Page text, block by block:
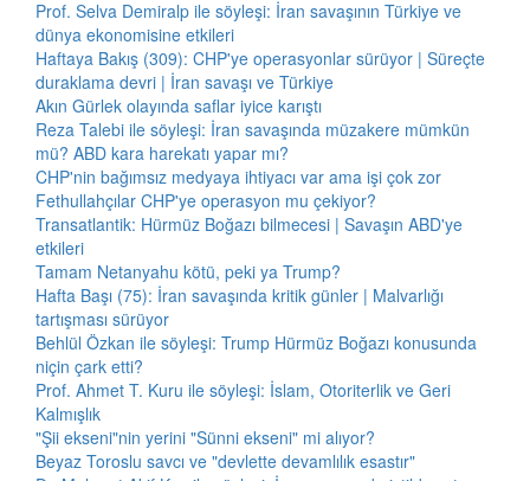
Prof. Selva Demiralp ile söyleşi: İran savaşının Türkiye ve
dünya ekonomisine etkileri
Haftaya Bakış (309): CHP'ye operasyonlar sürüyor | Süreçte
duraklama devri | İran savaşı ve Türkiye
Akın Gürlek olayında saflar iyice karıştı
Reza Talebi ile söyleşi: İran savaşında müzakere mümkün
mü? ABD kara harekatı yapar mı?
CHP'nin bağımsız medyaya ihtiyacı var ama işi çok zor
Fethullahçılar CHP'ye operasyon mu çekiyor?
Transatlantik: Hürmüz Boğazı bilmecesi | Savaşın ABD'ye
etkileri
Tamam Netanyahu kötü, peki ya Trump?
Hafta Başı (75): İran savaşında kritik günler | Malvarlığı
tartışması sürüyor
Behlül Özkan ile söyleşi: Trump Hürmüz Boğazı konusunda
niçin çark etti?
Prof. Ahmet T. Kuru ile söyleşi: İslam, Otoriterlik ve Geri
Kalmışlık
"Şii ekseni"nin yerini "Sünni ekseni" mi alıyor?
Beyaz Toroslu savcı ve "devlette devamlılık esastır"